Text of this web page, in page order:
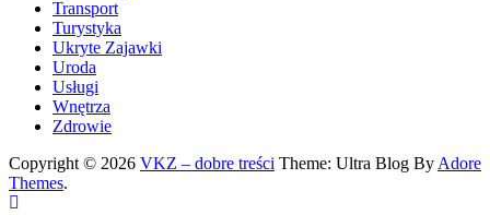
Transport
Turystyka
Ukryte Zajawki
Uroda
Usługi
Wnętrza
Zdrowie
Copyright © 2026 VKZ – dobre treści Theme: Ultra Blog ByAdore
Themes.